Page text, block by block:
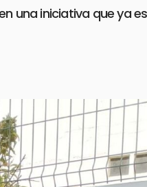
una iniciativa que ya